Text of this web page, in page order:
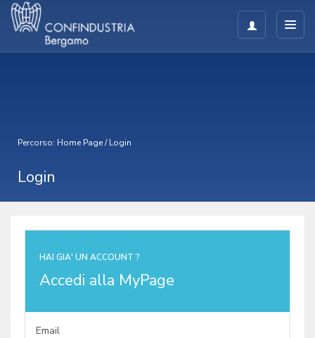
Percorso: Home Page/Login
Login
HAI GIA' UN ACCOUNT ?
Accedi alla MyPage
Email